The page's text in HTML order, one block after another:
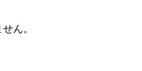
ん。